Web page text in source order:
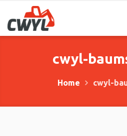
cwyl-
Home cwyl-